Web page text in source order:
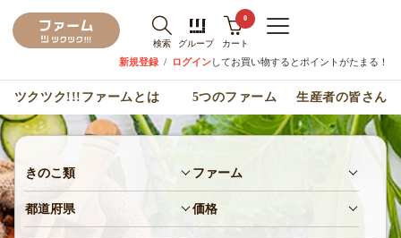
検索 グループ
0
カート
新規登録 / ログインしてお買い物するとポイントがたまる！
ツクツク!!!ファームとは 5つのファーム 生産者の皆さん
きのこ類 ファーム
都道府県 価格